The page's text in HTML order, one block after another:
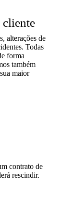
cliente
alterações de
Todas
forma
também
maior
contrato de
rescindir.